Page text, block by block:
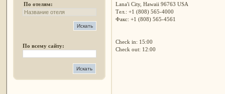
По отелям:
По всему сайту:
Lana'i City, Hawaii 96763 USA
Тел.: +1 (808) 565-4000
Факс: +1 (808) 565-4561
Check in: 15:00
Check out: 12:00